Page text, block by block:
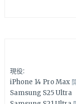
現役:
iPhone 14 Pro Max
Samsung S25 Ultra